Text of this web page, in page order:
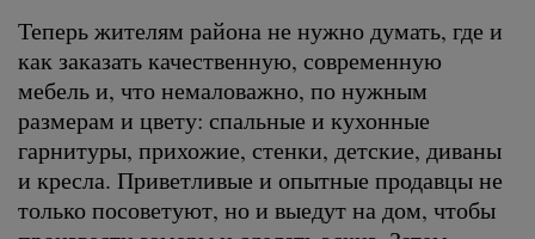
Теперь жителям района не нужно думать, где и
как заказать качественную, современную
мебель и, что немаловажно, по нужным
размерам и цвету: спальные и кухонные
гарнитуры, прихожие, стенки, детские, диваны
и кресла. Приветливые и опытные продавцы не
только посоветуют, но и выедут на дом, чтобы